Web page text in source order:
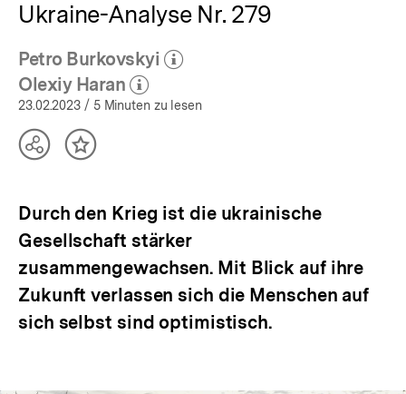
Ukraine-Analyse Nr. 279
Petro Burkovskyi
(Mehr zum Autor)
Olexiy Haran
(Mehr zum Autor)
öffnen
23.02.2023 / 5 Minuten zu lesen
TeilenInhalt
Durch den Krieg ist die ukrainische
Gesellschaft stärker
zusammengewachsen. Mit Blick auf ihre
Zukunft verlassen sich die Menschen auf
sich selbst sind optimistisch.